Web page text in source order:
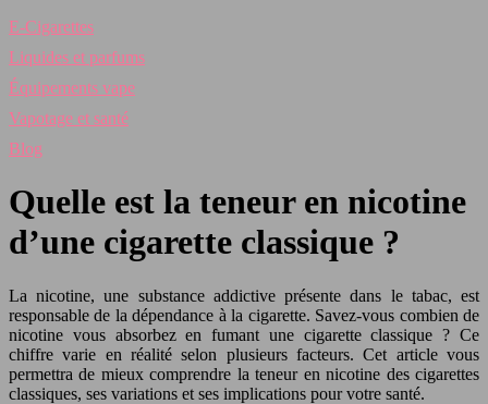
E-Cigarettes
Liquides et parfums
Équipements vape
Vapotage et santé
Blog
Quelle est la teneur en nicotine
d’une cigarette classique ?
La nicotine, une substance addictive présente dans le tabac, est
responsable de la dépendance à la cigarette. Savez-vous combien de
nicotine vous absorbez en fumant une cigarette classique ? Ce
chiffre varie en réalité selon plusieurs facteurs. Cet article vous
permettra de mieux comprendre la teneur en nicotine des cigarettes
classiques, ses variations et ses implications pour votre santé.